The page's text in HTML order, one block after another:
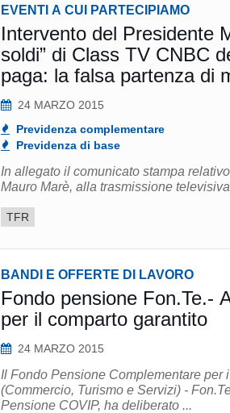
EVENTI A CUI PARTECIPIAMO
Intervento del Presidente
soldi” di Class TV CNBC
paga: la falsa
24 MARZO 2015
Previdenza complementare
Previdenza di base
In allegato il comunicato stampa
Mauro Marè, alla trasmissione
TFR
BANDI E OFFERTE DI LAVORO
Fondo pensione Fon.Te.-
per il comparto garantito
24 MARZO 2015
Il Fondo Pensione Complementare
(Commercio, Turismo e Servizi) -
Pensione COVIP, ha deliberato ...